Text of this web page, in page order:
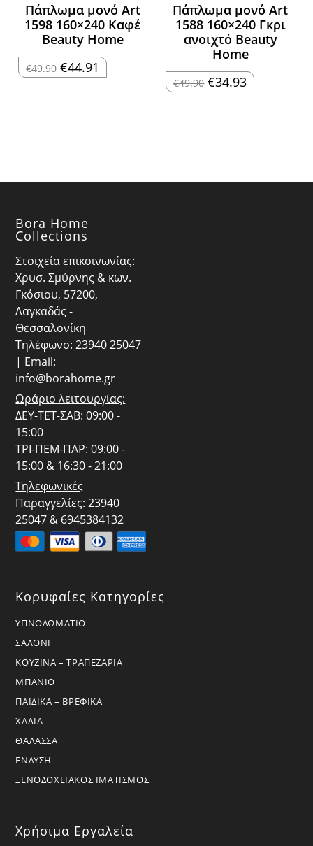
Πάπλωμα μονό Art
1598 160×240 Καφέ
Beauty Home
€49.90 Original
price
€44.91 Η
τρέχουσα
Πάπλωμα μονό Art
1588 160×240 Γκρι
ανοιχτό Beauty
Home
€49.90 Original
price
€34.93 Η
τρέχουσα
Bora Home
Collections
Στοιχεία επικοινωνίας:
Χρυσ. Σμύρνης & κων.
Γκόσιου, 57200,
Λαγκαδάς -
Θεσσαλονίκη
Τηλέφωνο: 23940 25047
| Email:
info@borahome.gr
Ωράριο λειτουργίας:
ΔΕΥ-ΤΕΤ-ΣΑΒ: 09:00 -
15:00
ΤΡΙ-ΠΕΜ-ΠΑΡ: 09:00 -
15:00 & 16:30 - 21:00
Τηλεφωνικές
Παραγγελίες: 23940
25047 & 6945384132
Κορυφαίες Κατηγορίες
ΥΠΝΟΔΩΜΑΤΙΟ
ΣΑΛΟΝΙ
ΚΟΥΖΙΝΑ – ΤΡΑΠΕΖΑΡΙΑ
ΜΠΑΝΙΟ
ΠΑΙΔΙΚΑ – ΒΡΕΦΙΚΑ
ΧΑΛΙΑ
ΘΑΛΑΣΣΑ
ΕΝΔΥΣΗ
ΞΕΝΟΔΟΧΕΙΑΚΟΣ ΙΜΑΤΙΣΜΟΣ
Χρήσιμα Εργαλεία